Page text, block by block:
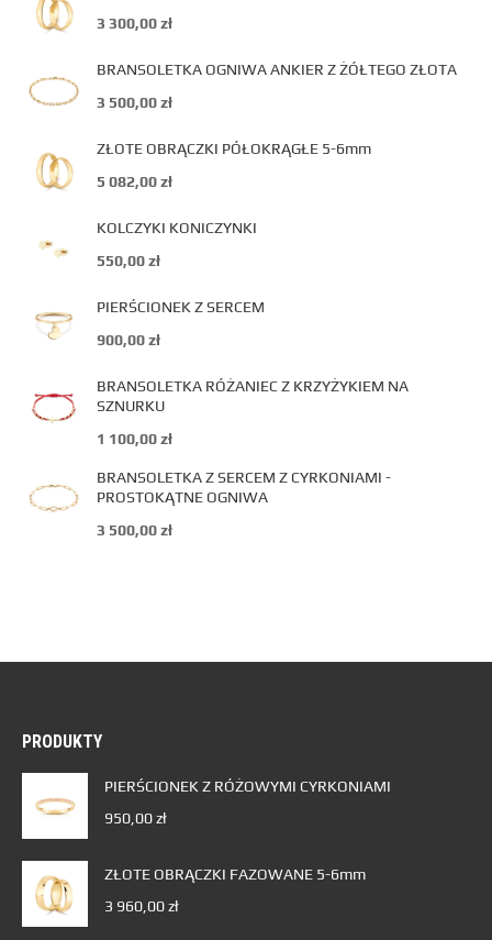
3 300,00zł
BRANSOLETKA OGNIWA ANKIER Z ŻÓŁTEGO ZŁOTA
3 500,00zł
ZŁOTE OBRĄCZKI PÓŁOKRĄGŁE 5-6mm
5 082,00zł
KOLCZYKI KONICZYNKI
550,00zł
PIERŚCIONEK Z SERCEM
900,00zł
BRANSOLETKA RÓŻANIEC Z KRZYŻYKIEM NA
SZNURKU
1 100,00zł
BRANSOLETKA Z SERCEM Z CYRKONIAMI -
PROSTOKĄTNE OGNIWA
3 500,00zł
PRODUKTY
PIERŚCIONEK Z RÓŻOWYMI CYRKONIAMI
950,00zł
ZŁOTE OBRĄCZKI FAZOWANE 5-6mm
3 960,00zł